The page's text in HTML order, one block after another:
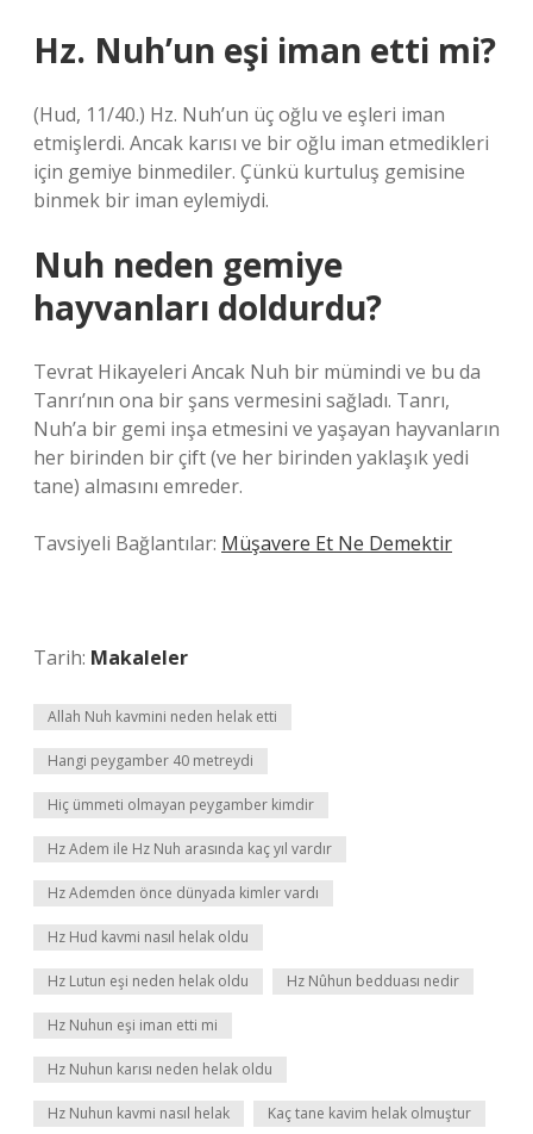
Hz. Nuh’un eşi iman etti mi?
(Hud, 11/40.) Hz. Nuh’un üç oğlu ve eşleri iman
etmişlerdi. Ancak karısı ve bir oğlu iman etmedikleri
için gemiye binmediler. Çünkü kurtuluş gemisine
binmek bir iman eylemiydi.
Nuh neden gemiye
hayvanları doldurdu?
Tevrat Hikayeleri Ancak Nuh bir mümindi ve bu da
Tanrı’nın ona bir şans vermesini sağladı. Tanrı,
Nuh’a bir gemi inşa etmesini ve yaşayan hayvanların
her birinden bir çift (ve her birinden yaklaşık yedi
tane) almasını emreder.
Tavsiyeli Bağlantılar: Müşavere Et Ne Demektir
Tarih: Makaleler
Allah Nuh kavmini neden helak etti
Hangi peygamber 40 metreydi
Hiç ümmeti olmayan peygamber kimdir
Hz Adem ile Hz Nuh arasında kaç yıl vardır
Hz Ademden önce dünyada kimler vardı
Hz Hud kavmi nasıl helak oldu
Hz Lutun eşi neden helak oldu Hz Nûhun bedduası nedir
Hz Nuhun eşi iman etti mi
Hz Nuhun karısı neden helak oldu
Hz Nuhun kavmi nasıl helak Kaç tane kavim helak olmuştur